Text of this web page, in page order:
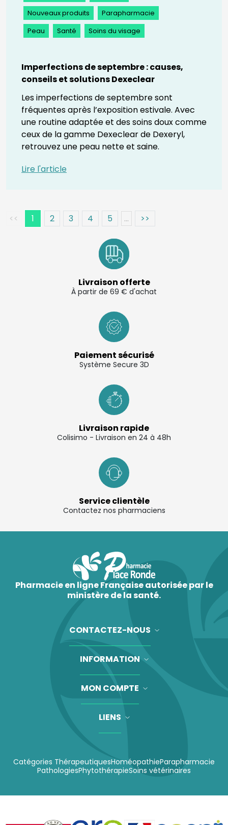
Imperfections de septembre : causes,
conseils et solutions Dexeclear
Nouveaux produits Parapharmacie
Peau Santé Soins du visage
Les imperfections de septembre sont
fréquentes après l’exposition estivale. Avec
une routine adaptée et des soins doux comme
ceux de la gamme Dexeclear de Dexeryl,
retrouvez une peau nette et saine.
Lire l'article
<< 1 2 3 4 5 ... >>
Livraison offerte
À partir de 69 € d'achat
Paiement sécurisé
Système Secure 3D
Livraison rapide
Colisimo - Livraison en 24 à 48h
Service clientèle
Contactez nos pharmaciens
Pharmacie en ligne Française autorisée par le
ministère de la santé.
CONTACTEZ-NOUS
INFORMATION
MON COMPTE
LIENS
Catégories ThérapeutiquesHoméopathieParapharmacie
PathologiesPhytothérapieSoins vétérinaires